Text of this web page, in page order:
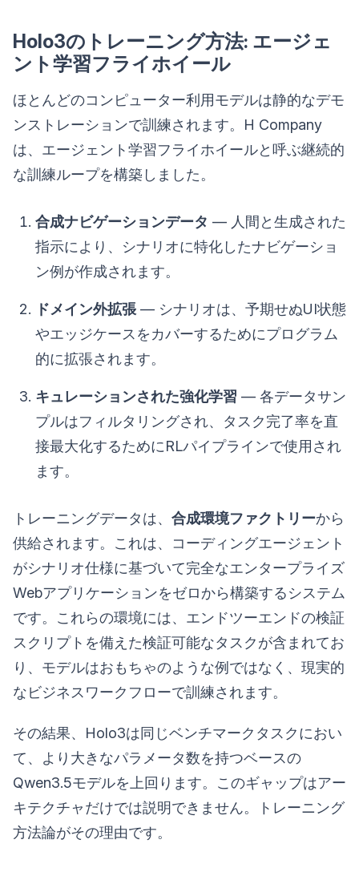
Holo3のトレーニング方法: エージェ
ント学習フライホイール
ほとんどのコンピューター利用モデルは静的なデモ
ンストレーションで訓練されます。H Company
は、エージェント学習フライホイールと呼ぶ継続的
な訓練ループを構築しました。
合成ナビゲーションデータ — 人間と生成された
指示により、シナリオに特化したナビゲーショ
ン例が作成されます。
ドメイン外拡張— シナリオは、予期せぬUI状態
やエッジケースをカバーするためにプログラム
的に拡張されます。
キュレーションされた強化学習 — 各データサン
プルはフィルタリングされ、タスク完了率を直
接最大化するためにRLパイプラインで使用され
ます。
トレーニングデータは、 合成環境ファクトリーから
供給されます。これは、コーディングエージェント
がシナリオ仕様に基づいて完全なエンタープライズ
Webアプリケーションをゼロから構築するシステム
です。これらの環境には、エンドツーエンドの検証
スクリプトを備えた検証可能なタスクが含まれてお
り、モデルはおもちゃのような例ではなく、現実的
なビジネスワークフローで訓練されます。
その結果、Holo3は同じベンチマークタスクにおい
て、より大きなパラメータ数を持つベースの
Qwen3.5モデルを上回ります。このギャップはアー
キテクチャだけでは説明できません。トレーニング
方法論がその理由です。